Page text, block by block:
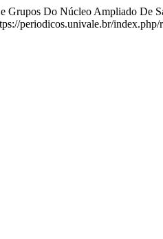
Do Núcleo Ampliado De
periodicos.univale.br/